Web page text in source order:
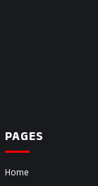
PAGES
Home